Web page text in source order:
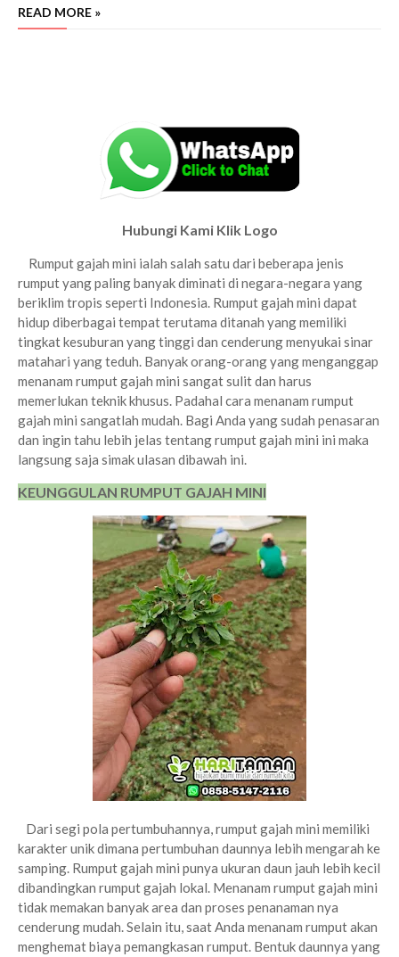
READ MORE »
Hubungi Kami Klik Logo
Rumput gajah mini ialah salah satu dari beberapa jenis
rumput yang paling banyak diminati di negara-negara yang
beriklim tropis seperti Indonesia. Rumput gajah mini dapat
hidup diberbagai tempat terutama ditanah yang memiliki
tingkat kesuburan yang tinggi dan cenderung menyukai sinar
matahari yang teduh. Banyak orang-orang yang menganggap
menanam rumput gajah mini sangat sulit dan harus
memerlukan teknik khusus. Padahal cara menanam rumput
gajah mini sangatlah mudah. Bagi Anda yang sudah penasaran
dan ingin tahu lebih jelas tentang rumput gajah mini ini maka
langsung saja simak ulasan dibawah ini.
KEUNGGULAN RUMPUT GAJAH MINI
Dari segi pola pertumbuhannya, rumput gajah mini memiliki
karakter unik dimana pertumbuhan daunnya lebih mengarah ke
samping. Rumput gajah mini punya ukuran daun jauh lebih kecil
dibandingkan rumput gajah lokal. Menanam rumput gajah mini
tidak memakan banyak area dan proses penanaman nya
cenderung mudah. Selain itu, saat Anda menanam rumput akan
menghemat biaya pemangkasan rumput. Bentuk daunnya yang